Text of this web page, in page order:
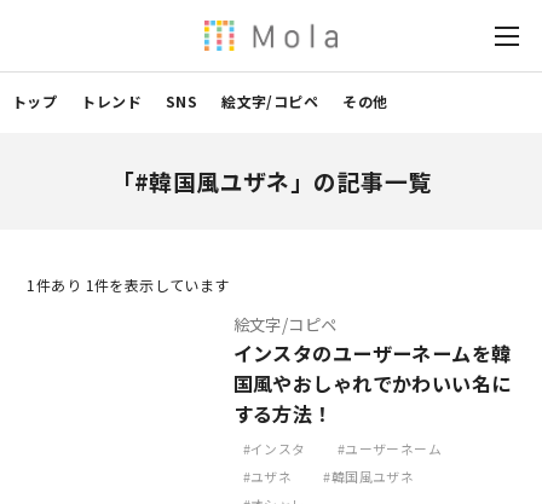
トップ トレンド SNS 絵文字/コピペ その他
「#韓国風ユザネ」の記事一覧
1 件あり 1件を表示しています
絵文字/コピペ
インスタのユーザーネームを韓
国風やおしゃれでかわいい名に
する方法！
インスタ
ユーザーネーム
ユザネ
韓国風ユザネ